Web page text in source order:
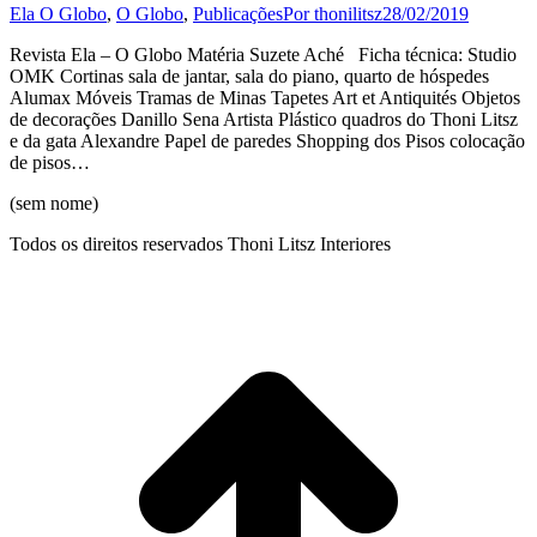
Ela O Globo, O Globo, PublicaçõesPorthonilitsz28/02/2019
Revista Ela – O Globo Matéria Suzete Aché Ficha técnica: Studio
OMK Cortinas sala de jantar, sala do piano, quarto de hóspedes
Alumax Móveis Tramas de Minas Tapetes Art et Antiquités Objetos
de decorações Danillo Sena Artista Plástico quadros do Thoni Litsz
e da gata Alexandre Papel de paredes Shopping dos Pisos colocação
de pisos…
(sem nome)
Todos os direitos reservados Thoni Litsz Interiores